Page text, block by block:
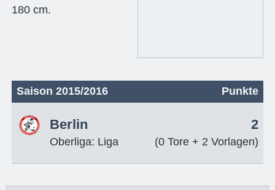
180 cm.
Saison 2015/2016 Punkte
Berlin
Oberliga: Liga
2
(0 Tore + 2 Vorlagen)